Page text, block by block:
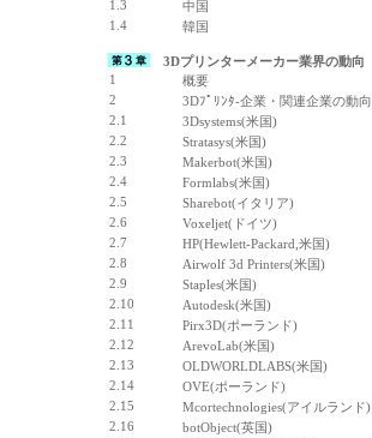
1.3
中国
1.4
韓国
3Dプリンターメーカー業界の動向
1
概要
2
3Dﾌﾟﾘﾝﾀ-企業・関連企業の動向
2.1
3Dsystems(米国)
2.2
Stratasys(米国)
2.3
Makerbot(米国)
2.4
Formlabs(米国)
2.5
Sharebot(イタリア)
2.6
Voxeljet(ドイツ)
2.7
HP(Hewlett-Packard,米国)
2.8
Airwolf 3d Printers(米国)
2.9
Staples(米国)
2.10
Autodesk(米国)
2.11
Pirx3D(ポーランド)
2.12
ArevoLab(米国)
2.13
OLDWORLDLABS(米国)
2.14
OVE(ポーランド)
2.15
Mcortechnologies(アイルランド)
2.16
botObject(英国)